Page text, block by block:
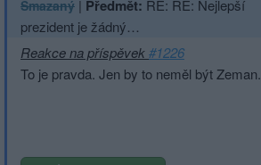
Smazaný | Předmět: RE: RE: Nejlepší
prezident je žádný…
Reakce na příspěvek#1226
To je pravda. Jen by to neměl být Zeman.